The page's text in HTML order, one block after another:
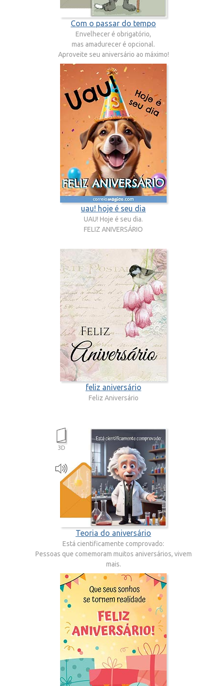
Com o passar do tempo
Envelhecer é obrigatório,
mas amadurecer é opcional.
Aproveite seu aniversário ao máximo!
uau! hoje é seu dia
UAU! Hoje é seu dia.
FELIZ ANIVERSÁRIO
feliz aniversário
Feliz Aniversário
Teoria do aniversário
Está cientificamente comprovado:
Pessoas que comemoram muitos aniversários, vivem
mais.
PARABÉNS!
3D